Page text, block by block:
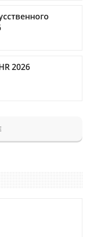
2026